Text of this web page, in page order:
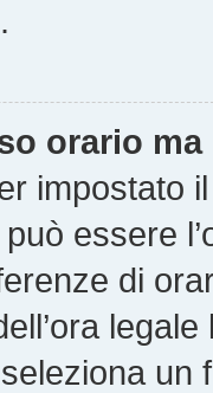
orario ma
impostato
essere
di